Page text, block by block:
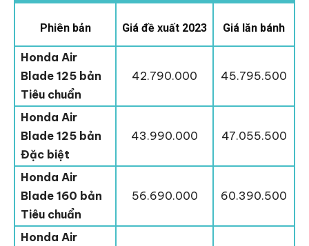
Phiên bản Giá đề xuất 2023 Giá lăn bánh
Honda Air
Blade 125 bản
Tiêu chuẩn
42.790.000 45.795.500
Honda Air
Blade 125 bản
Đặc biệt
43.990.000 47.055.500
Honda Air
Blade 160 bản
Tiêu chuẩn
56.690.000 60.390.500
Honda Air